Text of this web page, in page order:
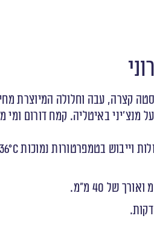
קצרה, עבה וחלולה המיוצרת
באיטליה. קמח דורום ומי